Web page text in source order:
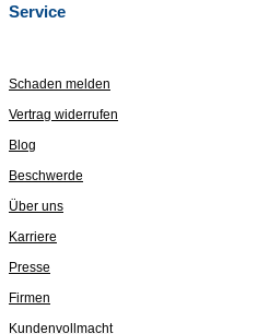
Service
Schaden melden
Vertrag widerrufen
Blog
Beschwerde
Über uns
Karriere
Presse
Firmen
Kundenvollmacht